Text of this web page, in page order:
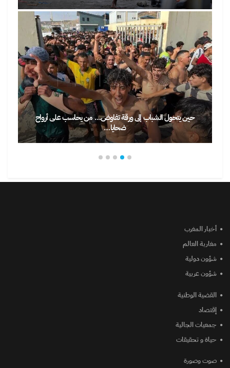
حين يتحول الشباب إلى ورقة تفاوض… من يحاسب على أرواح
ضحايا…
أخبار المغرب
مغاربة العالم
شؤون دولية
شؤون عربية
القضية الوطنية
إقتصاد
جمعيات الجالية
حياة و تحقيقات
صوت وصورة